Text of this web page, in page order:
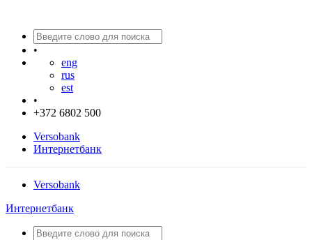
•
eng
rus
est
•
+372 6802 500
Versobank
Интернетбанк
Versobank
Интернетбанк